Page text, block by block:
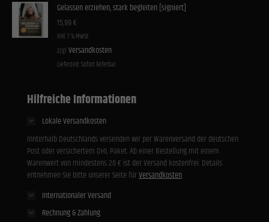
Gelassen erziehen, stark begleiten [signiert]
15,99€
inkl. 7 % MwSt.
zzgl. Versandkosten
Lieferzeit: Sofort lieferbar
Hilfreiche Informationen
Lokale Versandkosten
Innterhalb Deutschlands versenden wir per Warenversand der deutschen
Post oder versichertem DHL Paket. Ab einer Bestellung mit einem
Warenwert von mindestens 20 € ist der Versand kostenfrei. Details
entnehmen Sie bitte unserer Seite fürVersandkosten.
Internationaler Versand
Rechnung & Zahlung